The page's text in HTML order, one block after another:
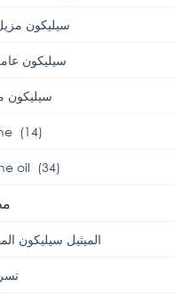
سيليكون مزيل
سيليكون
سيليكون
(14)
oil (34)
107 الميثيل سيليكون